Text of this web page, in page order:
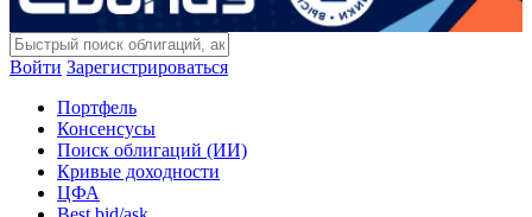
Войти Зарегистрироваться
Портфель
Консенсусы
Поиск облигаций (ИИ)
Кривые доходности
ЦФА